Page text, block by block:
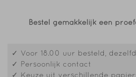
Bestel gemakkelijk een
✓ Voor 18.00 uur besteld,
✓ Persoonlijk contact
✓ Keuze uit verschillende